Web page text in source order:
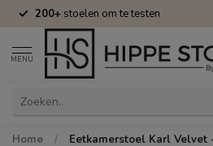
200+ stoelen om te testen
MENU
Home / Eetkamerstoel Karl Velvet